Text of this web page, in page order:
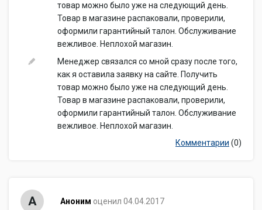
товар можно было уже на следующий день.
Товар в магазине распаковали, проверили,
оформили гарантийный талон. Обслуживание
вежливое. Неплохой магазин.
Менеджер связался со мной сразу после того,
как я оставила заявку на сайте. Получить
товар можно было уже на следующий день.
Товар в магазине распаковали, проверили,
оформили гарантийный талон. Обслуживание
вежливое. Неплохой магазин.
Комментарии (0)
А Аноним оценил 04.04.2017